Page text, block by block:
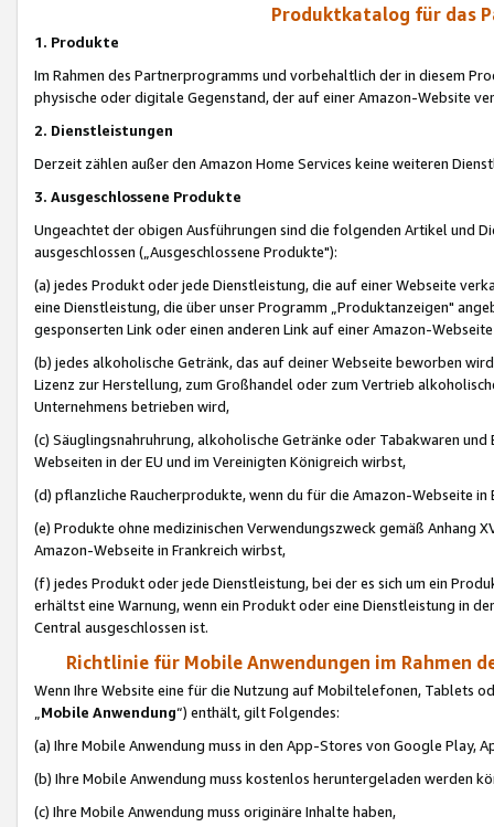
Produktkatalog für das
1. Produkte
Im Rahmen des Partnerprogramms und vorbehaltlich der in diesem
physische oder digitale Gegenstand, der auf einer Amazon-Website
2. Dienstleistungen
Derzeit zählen außer den Amazon Home Services keine weiteren
3. Ausgeschlossene Produkte
Ungeachtet der obigen Ausführungen sind die folgenden Artikel und
ausgeschlossen („Ausgeschlossene Produkte"):
(a) jedes Produkt oder jede Dienstleistung, die auf einer Webseite
eine Dienstleistung, die über unser Programm „Produktanzeigen"
gesponserten Link oder einen anderen Link auf einer Amazon-
(b) jedes alkoholische Getränk, das auf deiner Webseite beworben
Lizenz zur Herstellung, zum Großhandel oder zum Vertrieb
Unternehmens betrieben wird,
(c) Säuglingsnahruhrung, alkoholische Getränke oder Tabakwaren
Webseiten in der EU und im Vereinigten Königreich wirbst,
(d) pflanzliche Raucherprodukte, wenn du für die Amazon-Webseite in
(e) Produkte ohne medizinischen Verwendungszweck gemäß Anhang
Amazon-Webseite in Frankreich wirbst,
(f) jedes Produkt oder jede Dienstleistung, bei der es sich um ein
erhältst eine Warnung, wenn ein Produkt oder eine Dienstleistung in
Central ausgeschlossen ist.
Richtlinie für Mobile Anwendungen im Rahmen
Wenn Ihre Website eine für die Nutzung auf Mobiltelefonen, Tablets
„Mobile Anwendung“) enthält, gilt Folgendes:
(a) Ihre Mobile Anwendung muss in den App-Stores von Google Play,
(b) Ihre Mobile Anwendung muss kostenlos heruntergeladen werden
(c) Ihre Mobile Anwendung muss originäre Inhalte haben,